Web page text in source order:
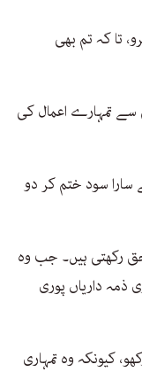
تا کہ تم بھی
سے تمہارے اعمال کی
سارا سود ختم کر دو
رکھتی ہیں۔ جب وہ
داریاں پوری
کیونکہ وہ تمہاری